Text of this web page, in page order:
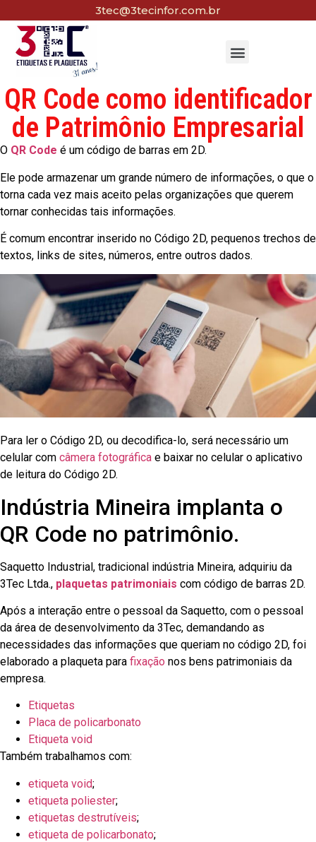
3tec@3tecinfor.com.br
QR Code como identificador
de Patrimônio Empresarial
O QR Code é um código de barras em 2D.
Ele pode armazenar um grande número de informações, o que o
torna cada vez mais aceito pelas organizações que querem
tornar conhecidas tais informações.
É comum encontrar inserido no Código 2D, pequenos trechos de
textos, links de sites, números, entre outros dados.
Para ler o Código 2D, ou decodifica-lo, será necessário um
celular com câmera fotográfica e baixar no celular o aplicativo
de leitura do Código 2D.
Indústria Mineira implanta o
QR Code no patrimônio.
Saquetto Industrial, tradicional indústria Mineira, adquiriu da
3Tec Ltda., plaquetas patrimoniais com código de barras 2D.
Após a interação entre o pessoal da Saquetto, com o pessoal
da área de desenvolvimento da 3Tec, demandando as
necessidades das informações que queriam no código 2D, foi
elaborado a plaqueta para fixação nos bens patrimoniais da
empresa.
Etiquetas
Placa de policarbonato
Etiqueta void
Também trabalhamos com:
etiqueta void;
etiqueta poliester;
etiquetas destrutíveis;
etiqueta de policarbonato;